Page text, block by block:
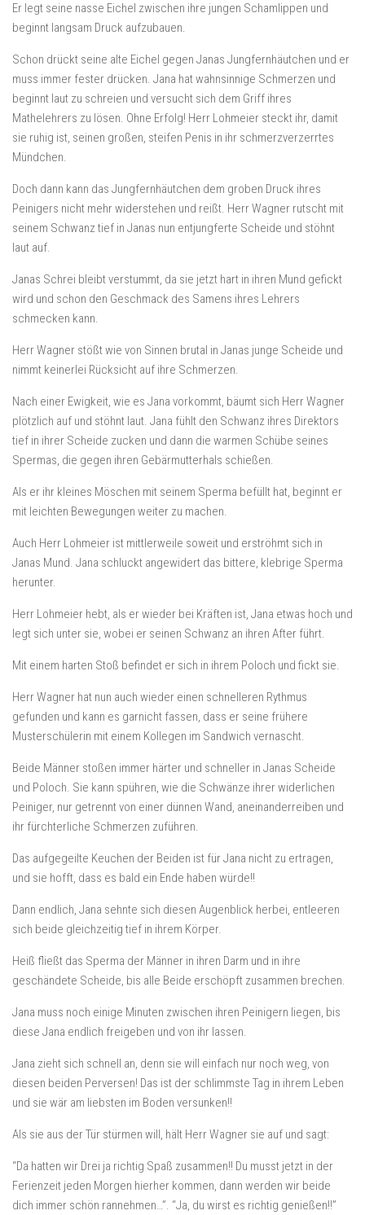
Er legt seine nasse Eichel zwischen ihre jungen Schamlippen und
beginnt langsam Druck aufzubauen.
Schon drückt seine alte Eichel gegen Janas Jungfernhäutchen und er
muss immer fester drücken. Jana hat wahnsinnige Schmerzen und
beginnt laut zu schreien und versucht sich dem Griff ihres
Mathelehrers zu lösen. Ohne Erfolg! Herr Lohmeier steckt ihr, damit
sie ruhig ist, seinen großen, steifen Penis in ihr schmerzverzerrtes
Mündchen.
Doch dann kann das Jungfernhäutchen dem groben Druck ihres
Peinigers nicht mehr widerstehen und reißt. Herr Wagner rutscht mit
seinem Schwanz tief in Janas nun entjungferte Scheide und stöhnt
laut auf.
Janas Schrei bleibt verstummt, da sie jetzt hart in ihren Mund gefickt
wird und schon den Geschmack des Samens ihres Lehrers
schmecken kann.
Herr Wagner stößt wie von Sinnen brutal in Janas junge Scheide und
nimmt keinerlei Rücksicht auf ihre Schmerzen.
Nach einer Ewigkeit, wie es Jana vorkommt, bäumt sich Herr Wagner
plötzlich auf und stöhnt laut. Jana fühlt den Schwanz ihres Direktors
tief in ihrer Scheide zucken und dann die warmen Schübe seines
Spermas, die gegen ihren Gebärmutterhals schießen.
Als er ihr kleines Möschen mit seinem Sperma befüllt hat, beginnt er
mit leichten Bewegungen weiter zu machen.
Auch Herr Lohmeier ist mittlerweile soweit und erströhmt sich in
Janas Mund. Jana schluckt angewidert das bittere, klebrige Sperma
herunter.
Herr Lohmeier hebt, als er wieder bei Kräften ist, Jana etwas hoch und
legt sich unter sie, wobei er seinen Schwanz an ihren After führt.
Mit einem harten Stoß befindet er sich in ihrem Poloch und fickt sie.
Herr Wagner hat nun auch wieder einen schnelleren Rythmus
gefunden und kann es garnicht fassen, dass er seine frühere
Musterschülerin mit einem Kollegen im Sandwich vernascht.
Beide Männer stoßen immer härter und schneller in Janas Scheide
und Poloch. Sie kann spühren, wie die Schwänze ihrer widerlichen
Peiniger, nur getrennt von einer dünnen Wand, aneinanderreiben und
ihr fürchterliche Schmerzen zuführen.
Das aufgegeilte Keuchen der Beiden ist für Jana nicht zu ertragen,
und sie hofft, dass es bald ein Ende haben würde!!
Dann endlich, Jana sehnte sich diesen Augenblick herbei, entleeren
sich beide gleichzeitig tief in ihrem Körper.
Heiß fließt das Sperma der Männer in ihren Darm und in ihre
geschändete Scheide, bis alle Beide erschöpft zusammen brechen.
Jana muss noch einige Minuten zwischen ihren Peinigern liegen, bis
diese Jana endlich freigeben und von ihr lassen.
Jana zieht sich schnell an, denn sie will einfach nur noch weg, von
diesen beiden Perversen! Das ist der schlimmste Tag in ihrem Leben
und sie wär am liebsten im Boden versunken!!
Als sie aus der Tür stürmen will, hält Herr Wagner sie auf und sagt:
“Da hatten wir Drei ja richtig Spaß zusammen!! Du musst jetzt in der
Ferienzeit jeden Morgen hierher kommen, dann werden wir beide
dich immer schön rannehmen…”. “Ja, du wirst es richtig genießen!!”